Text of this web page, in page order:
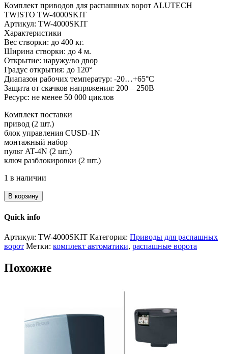
Комплект приводов для распашных ворот ALUTECH
TWISTO TW-4000SKIT
Артикул: TW-4000SKIT
Характеристики
Вес створки: до 400 кг.
Ширина створки: до 4 м.
Открытие: наружу/во двор
Градус открытия: до 120°
Диапазон рабочих температур: -20…+65°С
Защита от скачков напряжения: 200 – 250В
Ресурс: не менее 50 000 циклов
Комплект поставки
привод (2 шт.)
блок управления CUSD-1N
монтажный набор
пульт AT-4N (2 шт.)
ключ разблокировки (2 шт.)
1 в наличии
В корзину
Quick info
Артикул: TW-4000SKIT Категория: Приводы для распашных
ворот Метки: комплект автоматики, распашные ворота
Похожие